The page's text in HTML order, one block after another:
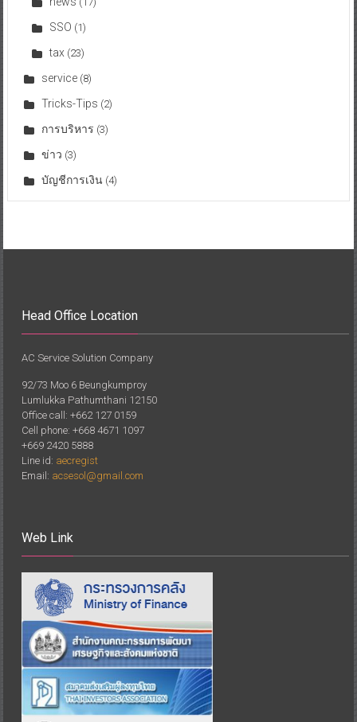
SSO (1)
tax(23)
service(8)
Tricks-Tips (2)
การบริหาร (3)
ข่าว (3)
บัญชีการเงิน(4)
Head Office Location
AC Service Solution Company
92/73 Moo 6 Beungkumproy
Lumlukka Pathumthani 12150
Office call: +662 127 0159
Cell phone: +668 4671 1097
+669 2420 5888
Line id: aecregist
Email: acsesol@gmail.com
Web Link